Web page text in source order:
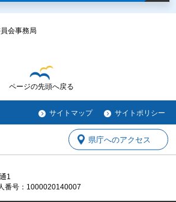
会事務局
ページの先頭へ戻る
サイトマップ サイトポリシー
1
番号：1000020140007
県庁へのアクセス